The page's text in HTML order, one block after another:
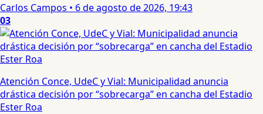
Carlos Campos • 6 de agosto de 2026, 19:43
03
Atención Conce, UdeC y Vial: Municipalidad anuncia
drástica decisión por “sobrecarga” en cancha del Estadio
Ester Roa